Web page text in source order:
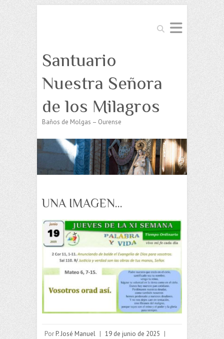
Buscar
Santuario
Nuestra Señora
de los Milagros
Baños de Molgas – Ourense
UNA IMAGEN…
Por P. José Manuel | 19 de junio de 2025 |